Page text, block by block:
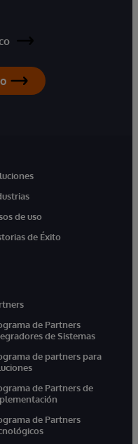
de uso
de Éxito
de Partners
de Sistemas
de partners para
de Partners de
de Partners